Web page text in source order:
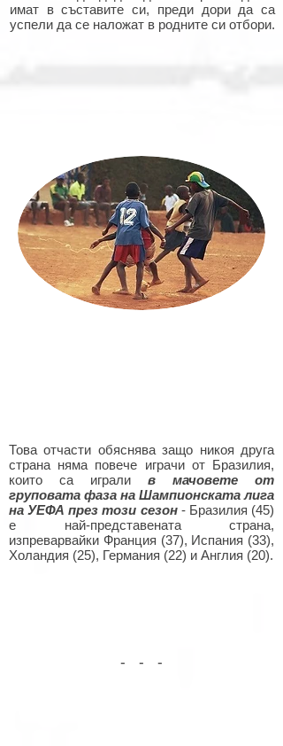
имат в съставите си, преди дори да са
успели да се наложат в родните си отбори.
Това отчасти обяснява защо никоя друга
страна няма повече играчи от Бразилия,
които са играли в мачовете от
груповата фаза на Шампионската лига
на УЕФА през този сезон- Бразилия (45)
е най-представената страна,
изпреварвайки Франция (37), Испания (33),
Холандия (25), Германия (22) и Англия (20).
- - -